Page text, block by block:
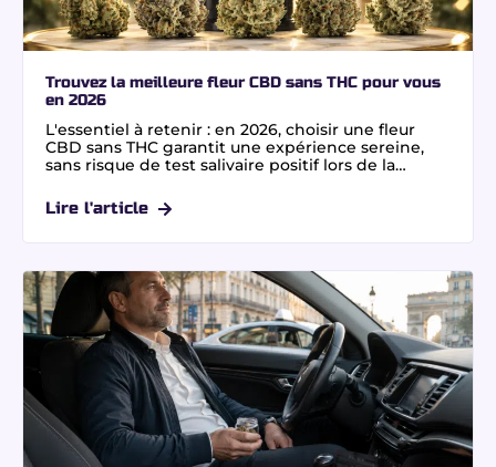
Trouvez la meilleure fleur CBD sans THC pour vous
en 2026
L'essentiel à retenir : en 2026, choisir une fleur
CBD sans THC garantit une expérience sereine,
sans risque de test salivaire positif lors de la
à notre extraction au CO2 supercritique combinée
à une chromatographie, garantissant un taux de
Zushi ou la Purple Punch, riches en terpènes. Pour
une consommation sereine et légale, privilégiez
une fleur CBD sans THC en toute confiance.
Lire l'article